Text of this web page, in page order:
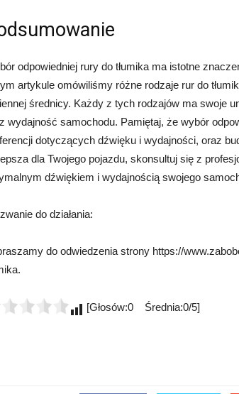
odpowiedniej rury do tłumika ma istotne
artykule omówiliśmy różne rodzaje rur do
średnicy. Każdy z tych rodzajów ma swoje
wydajność samochodu. Pamiętaj, że wybór
dotyczących dźwięku i wydajności, oraz
dla Twojego pojazdu, skonsultuj się z
dźwiękiem i wydajnością swojego
do działania:
do odwiedzenia strony https://
[Głosów:0 Średnia:0/5]